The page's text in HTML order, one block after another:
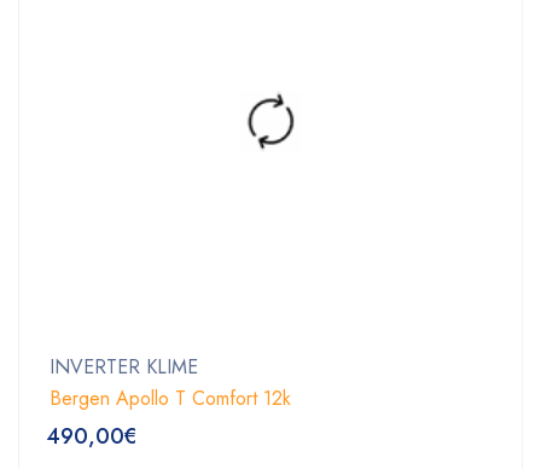
INVERTER KLIME
Bergen Apollo T Comfort 12k
490,00€